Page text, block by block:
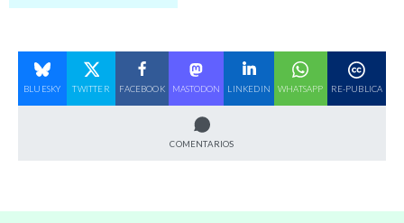
BLUESKY TWITTER FACEBOOK MASTODON LINKEDIN WHATSAPP RE-PUBLICA
COMENTARIOS